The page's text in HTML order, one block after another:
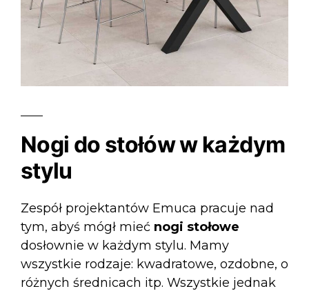
Nogi do stołów w każdym
stylu
Zespół projektantów Emuca pracuje nad
tym, abyś mógł mieć nogi stołowe
dosłownie w każdym stylu. Mamy
wszystkie rodzaje: kwadratowe, ozdobne, o
różnych średnicach itp. Wszystkie jednak